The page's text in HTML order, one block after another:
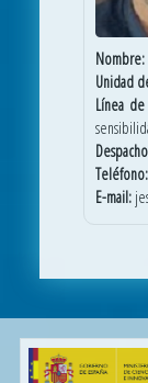
Nombre:
Unidad
Línea de
Teléfono:
E-mail: